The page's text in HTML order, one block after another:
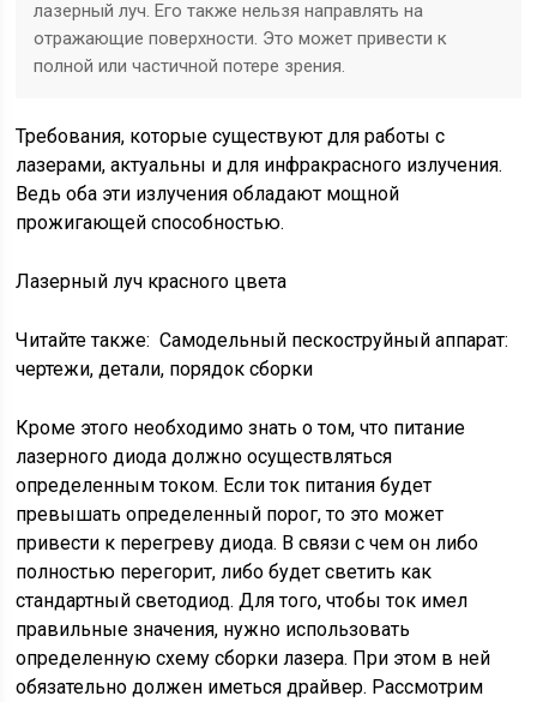
лазерный луч. Его также нельзя направлять на
отражающие поверхности. Это может привести к
полной или частичной потере зрения.
Требования, которые существуют для работы с
лазерами, актуальны и для инфракрасного излучения.
Ведь оба эти излучения обладают мощной
прожигающей способностью.
Лазерный луч красного цвета
Читайте также: Самодельный пескоструйный аппарат:
чертежи, детали, порядок сборки
Кроме этого необходимо знать о том, что питание
лазерного диода должно осуществляться
определенным током. Если ток питания будет
превышать определенный порог, то это может
привести к перегреву диода. В связи с чем он либо
полностью перегорит, либо будет светить как
стандартный светодиод. Для того, чтобы ток имел
правильные значения, нужно использовать
определенную схему сборки лазера. При этом в ней
обязательно должен иметься драйвер. Рассмотрим